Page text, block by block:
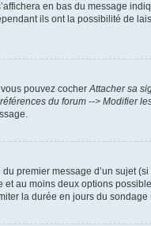
en bas du message
ils ont la possibilité de
vous pouvez cocherAttacher sa
du forum --> Modifier
premier message d’un sujet
au moins deux options
la durée en jours du